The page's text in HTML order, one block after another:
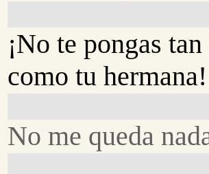
¡No te pongas
como tu hermana!
No me queda